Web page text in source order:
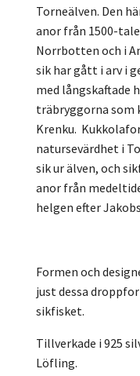
Torneälven. Den
anor från 1500-
Norrbotten och i
sik har gått i arv i
med långskaftade
träbryggorna som
Krenku.
natursevärdhet i
sik ur älven, och
anor från
helgen efter
Formen och
just dessa
sikfisket.
Tillverkade i 925
Löfling.